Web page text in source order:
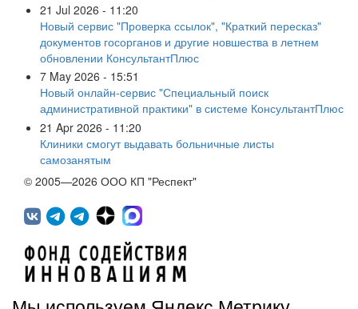
21 Jul 2026 - 11:20
Новый сервис "Проверка ссылок", "Краткий пересказ"
документов госорганов и другие новшества в летнем
обновлении КонсультантПлюс
7 May 2026 - 15:51
Новый онлайн-сервис "Специальный поиск
административной практики" в системе КонсультантПлюс
21 Apr 2026 - 11:20
Клиники смогут выдавать больничные листы
самозанятым
© 2005—2026 ООО КП "Респект"